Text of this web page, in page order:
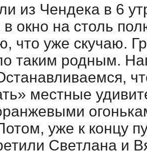
из Чендека в 6
окно на столь
что уже скучаю.
таким родным.
местные
уже к концу
Светлана и